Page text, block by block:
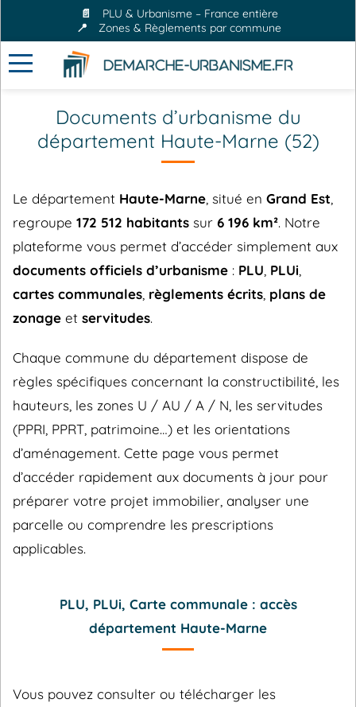
📄
PLU & Urbanisme – France entière
📍
Zones & Règlements par commune
Documents d’urbanisme du
département Haute-Marne (52)
Le département Haute-Marne , situé en Grand Est
regroupe 172 512 habitants sur 6 196 km². Notre
plateforme vous permet d’accéder simplement aux
documents officiels d’urbanisme : PLU PLUi
cartes communales règlements écrits plans de
zonage et servitudes.
Chaque commune du département dispose de
règles spécifiques concernant la constructibilité, les
hauteurs, les zones U / AU / A / N, les servitudes
(PPRI, PPRT, patrimoine…) et les orientations
d’aménagement. Cette page vous permet
d’accéder rapidement aux documents à jour pour
préparer votre projet immobilier, analyser une
parcelle ou comprendre les prescriptions
applicables.
PLU, PLUi, Carte communale : accès
département Haute-Marne
Vous pouvez consulter ou télécharger les